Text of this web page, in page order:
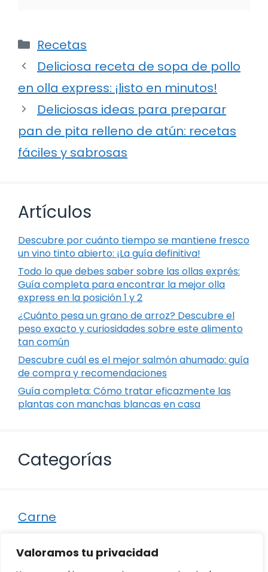
Valoramos tu privacidad
Categorías
Recetas
Deliciosa receta de sopa de pollo
en olla express: ¡listo en minutos!
Deliciosas ideas para preparar
pan de pita relleno de atún: recetas
fáciles y sabrosas
Artículos
Descubre por cuánto tiempo se mantiene fresco
un vino tinto abierto: ¡La guía definitiva!
Todo lo que debes saber sobre las ollas exprés:
Guía completa para encontrar la mejor olla
express en la posición 1 y 2
¿Cuánto pesa un grano de arroz? Descubre el
peso exacto y curiosidades sobre este alimento
tan común
Descubre cuál es el mejor salmón ahumado: guía
de compra y recomendaciones
Guía completa: Cómo tratar eficazmente las
plantas con manchas blancas en casa
Categorías
Carne